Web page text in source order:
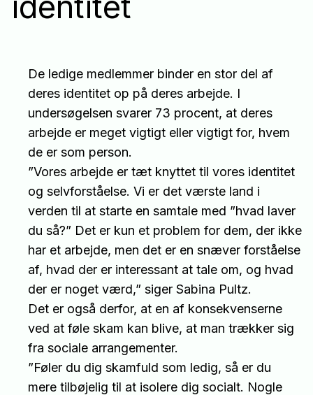
De ledige medlemmer binder en stor del af
deres identitet op på deres arbejde. I
undersøgelsen svarer 73 procent, at deres
arbejde er meget vigtigt eller vigtigt for, hvem
de er som person.
”Vores arbejde er tæt knyttet til vores identitet
og selvforståelse. Vi er det værste land i
verden til at starte en samtale med ”hvad laver
du så?” Det er kun et problem for dem, der ikke
har et arbejde, men det er en snæver forståelse
af, hvad der er interessant at tale om, og hvad
der er noget værd,” siger Sabina Pultz.
Det er også derfor, at en af konsekvenserne
ved at føle skam kan blive, at man trækker sig
fra sociale arrangementer.
”Føler du dig skamfuld som ledig, så er du
mere tilbøjelig til at isolere dig socialt. Nogle